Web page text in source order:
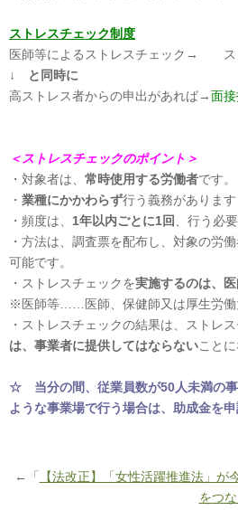
ストレスチェック制度
医師等によるストレスチェック→ ス
↓ と同時に
高ストレス者からの申出があれば→面
＜ストレスチェックのポイント＞
・対象者は、 常時使用する労働者です。
・ 業種にかかわらず行う義務がありま
・頻度は、 1年以内ごとに1回
、行う必
・方法は、調査票を配布し、対象の労
可能です。
・ストレスチェックを実施するのは、
※医師等……医師、保健師又は厚生労働
・ストレスチェックの結果は、ストレ
は、事業者に提供してはならないこと
☆ 当分の間、従業員数が50人未満の事
ような事業場で行う場合は、助成金を申
←「 【法改正】「女性活躍推進法」が
をつ